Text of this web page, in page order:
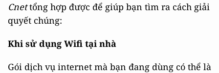
Cnettổng hợp được để giúp bạn tìm ra cách giải
quyết chúng:
Khi sử dụng Wifi tại nhà
Gói dịch vụ internet mà bạn đang dùng có thể là